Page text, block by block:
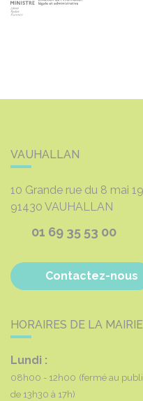
VAUHALLAN
10 Grande rue du 8 mai
91430 VAUHALLAN
01 69 35 53 00
Contactez-nous
HORAIRES DE LA MAIRIE
Lundi :
08h00 - 12h00 (fermé au
de 13h30 à 17h)